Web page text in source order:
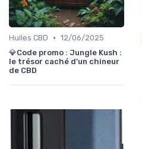
Huiles CBD • 12/06/2025
💎Code promo : Jungle Kush :
le trésor caché d’un chineur
de CBD